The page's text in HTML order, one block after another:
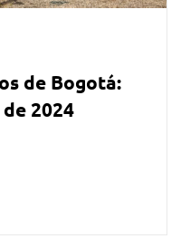
de Bogotá:
2024